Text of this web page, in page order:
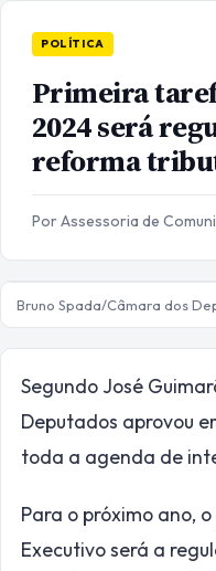
POLÍTICA
Primeira
2024 será
reforma
Por Assessoria de
Bruno Spada/Câmara dos
Segundo José
Deputados aprovou
toda a agenda de
Para o próximo ano,
Executivo será a